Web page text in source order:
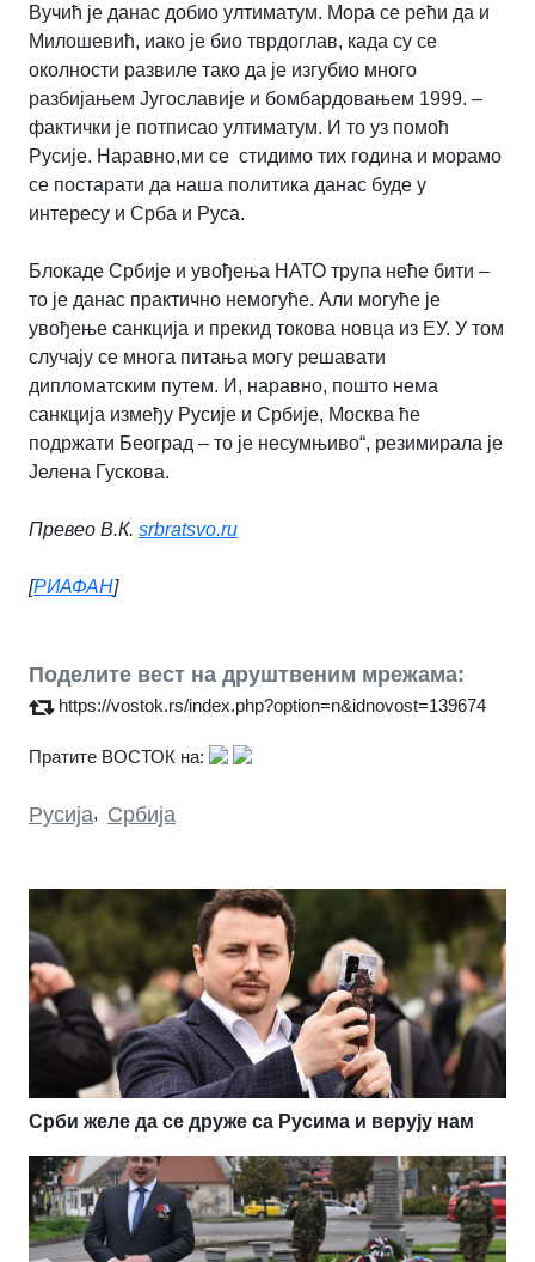
Вучић је данас добио ултиматум. Мора се рећи да и
Милошевић, иако је био тврдоглав, када су се
околности развиле тако да је изгубио много
разбијањем Југославије и бомбардовањем 1999. –
фактички је потписао ултиматум. И то уз помоћ
Русије. Наравно,ми се стидимо тих година и морамо
се постарати да наша политика данас буде у
интересу и Срба и Руса.
Блокаде Србије и увођења НАТО трупа неће бити –
то је данас практично немогуће. Али могуће је
увођење санкција и прекид токова новца из ЕУ. У том
случају се многа питања могу решавати
дипломатским путем. И, наравно, пошто нема
санкција између Русије и Србије, Москва ће
подржати Београд – то је несумњиво“, резимирала је
Јелена Гускова.
Превео В.К. srbratsvo.ru
[РИАФАН]
Поделите вест на друштвеним мрежама:
https://vostok.rs/index.php?option=n&idnovost=139674
Пратите ВОСТОК на:
Русија, Србија
Срби желе да се друже са Русима и верују нам